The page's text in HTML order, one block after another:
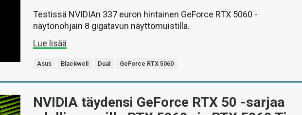
Testissä NVIDIAn 337 euron hintainen GeForce RTX 5060 -
näytönohjain 8 gigatavun näyttömuistilla.
Lue lisää
Asus Blackwell Dual GeForce RTX 5060
NVIDIA täydensi GeForce RTX 50 -sarjaa